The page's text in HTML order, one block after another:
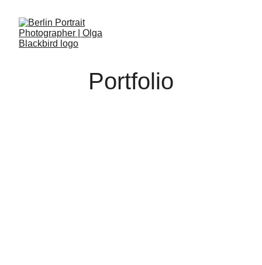
Portfolio